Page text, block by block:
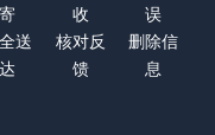
寄
送
达
收
核对反
馈
误
删除信
息